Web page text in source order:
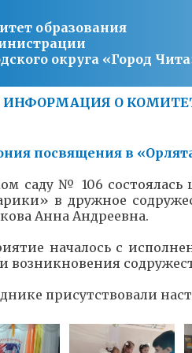
образования
округа «Город
ИНФОРМАЦИЯ О
посвящения в
саду № 106
в дружное
Анна Андреевна.
началось с
возникновения
присутствовали